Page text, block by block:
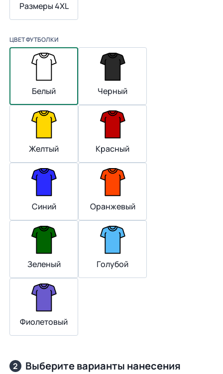
Размеры 4XL
ЦВЕТ ФУТБОЛКИ
Белый Черный
Желтый Красный
Синий Оранжевый
Зеленый Голубой
Фиолетовый
2 Выберите варианты нанесения